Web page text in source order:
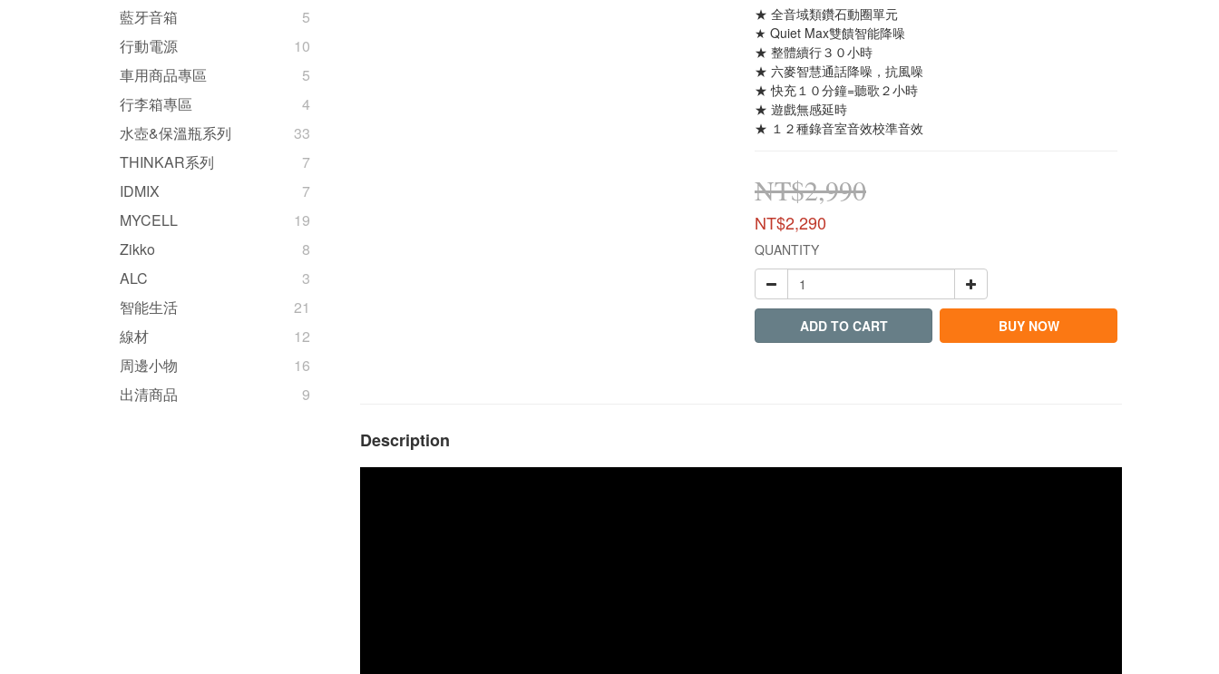
藍牙音箱
5
行動電源
10
車用商品專區
5
行李箱專區
4
水壺&保溫瓶系列
33
THINKAR系列
7
IDMIX
7
MYCELL
19
Zikko
8
ALC
3
智能生活
21
線材
12
周邊小物
16
出清商品
9
★ 全音域類鑽石動圈單元
★ Quiet Max雙饋智能降噪
★ 整體續行３０小時
★ 六麥智慧通話降噪，抗風噪
★ 快充１０分鐘=聽歌２小時
★ 遊戲無感延時
★ １２種錄音室音效校準音效
NT$2,990
NT$2,290
QUANTITY
ADD TO CART BUY NOW
Description